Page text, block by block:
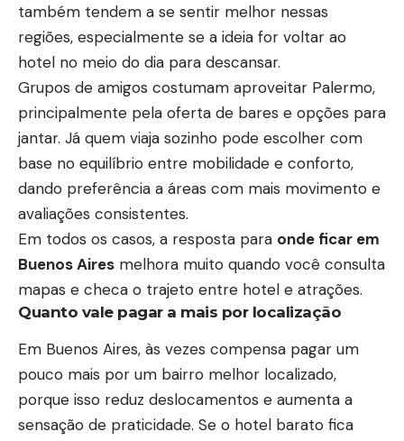
também tendem a se sentir melhor nessas
regiões, especialmente se a ideia for voltar ao
hotel no meio do dia para descansar.
Grupos de amigos costumam aproveitar Palermo,
principalmente pela oferta de bares e opções para
jantar. Já quem viaja sozinho pode escolher com
base no equilíbrio entre mobilidade e conforto,
dando preferência a áreas com mais movimento e
avaliações consistentes.
Em todos os casos, a resposta para onde ficar em
Buenos Aires melhora muito quando você consulta
mapas e checa o trajeto entre hotel e atrações.
Quanto vale pagar a mais por localização
Em Buenos Aires, às vezes compensa pagar um
pouco mais por um bairro melhor localizado,
porque isso reduz deslocamentos e aumenta a
sensação de praticidade. Se o hotel barato fica